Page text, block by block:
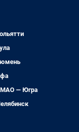
— Югра